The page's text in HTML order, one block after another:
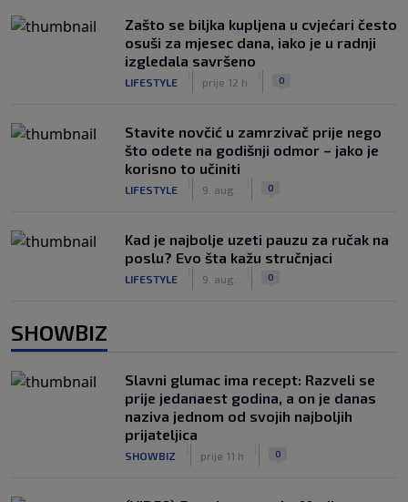
Zašto se biljka kupljena u cvjećari često
osuši za mjesec dana, iako je u radnji
izgledala savršeno
LIFESTYLE prije 12 h 0
Stavite novčić u zamrzivač prije nego
što odete na godišnji odmor – jako je
korisno to učiniti
LIFESTYLE 9. aug. 0
Kad je najbolje uzeti pauzu za ručak na
poslu? Evo šta kažu stručnjaci
LIFESTYLE 9. aug. 0
SHOWBIZ
Slavni glumac ima recept: Razveli se
prije jedanaest godina, a on je danas
naziva jednom od svojih najboljih
prijateljica
SHOWBIZ prije 11 h 0